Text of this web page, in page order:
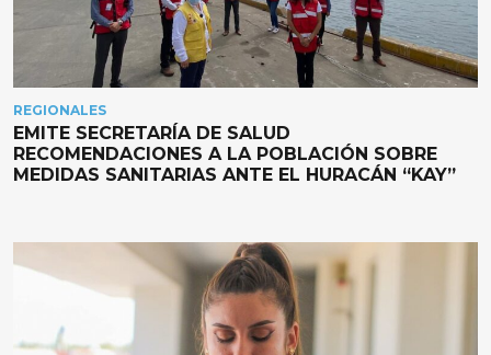
REGIONALES
EMITE SECRETARÍA DE SALUD
RECOMENDACIONES A LA POBLACIÓN SOBRE
MEDIDAS SANITARIAS ANTE EL HURACÁN “KAY”